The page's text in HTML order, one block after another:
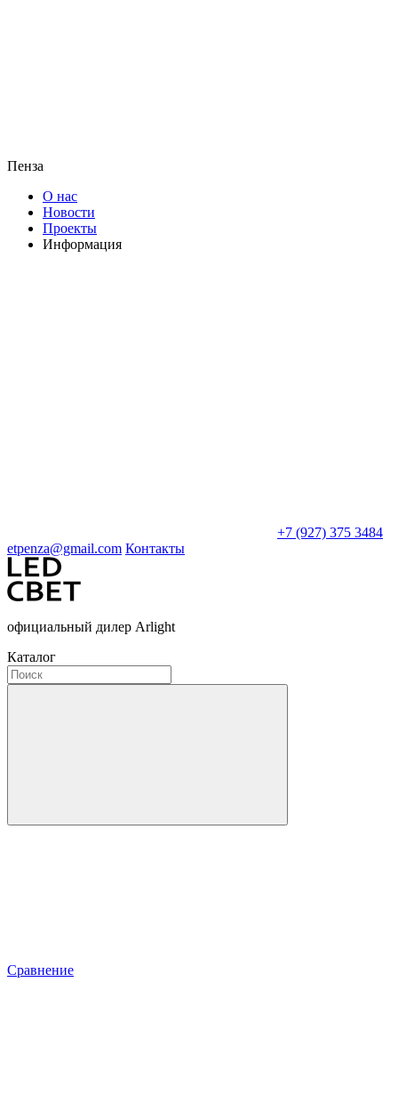
Пенза
О нас
Новости
Проекты
Информация
+7 (927) 375 3484
etpenza@gmail.com Контакты
официальный дилер Arlight
Каталог
Сравнение